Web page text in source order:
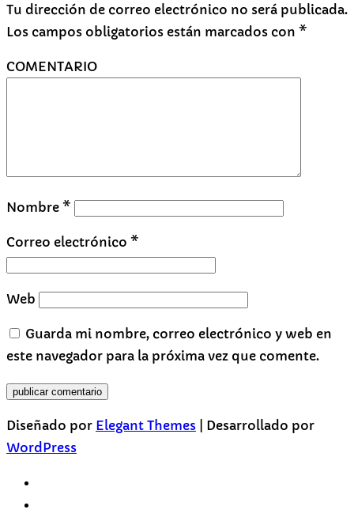
Tu dirección de correo electrónico no será publicada.
Los campos obligatorios están marcados con *
COMENTARIO
Nombre *
Correo electrónico *
Web
Guarda mi nombre, correo electrónico y web en
este navegador para la próxima vez que comente.
Diseñado por Elegant Themes | Desarrollado por
WordPress